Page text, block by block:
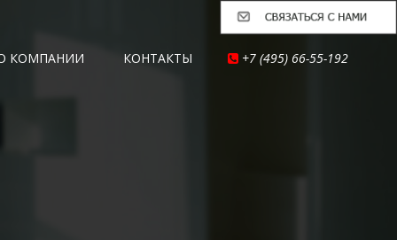
КОМПАНИИ КОНТАКТЫ +7 (495) 66-55-192